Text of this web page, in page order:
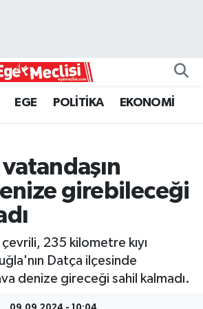
EGE POLİTİKA EKONOMİ
vatandaşın
girebileceği
235 kilometre kıyı
Datça ilçesinde
denize gireceği sahil kalmadı.